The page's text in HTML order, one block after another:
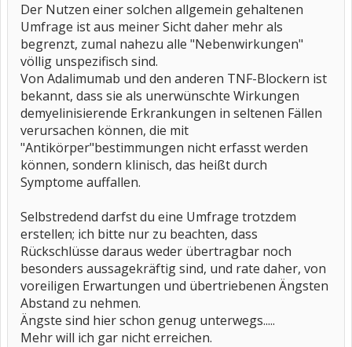
Der Nutzen einer solchen allgemein gehaltenen
Umfrage ist aus meiner Sicht daher mehr als
begrenzt, zumal nahezu alle "Nebenwirkungen"
völlig unspezifisch sind.
Von Adalimumab und den anderen TNF-Blockern ist
bekannt, dass sie als unerwünschte Wirkungen
demyelinisierende Erkrankungen in seltenen Fällen
verursachen können, die mit
"Antikörper"bestimmungen nicht erfasst werden
können, sondern klinisch, das heißt durch
Symptome auffallen.
Selbstredend darfst du eine Umfrage trotzdem
erstellen; ich bitte nur zu beachten, dass
Rückschlüsse daraus weder übertragbar noch
besonders aussagekräftig sind, und rate daher, von
voreiligen Erwartungen und übertriebenen Ängsten
Abstand zu nehmen.
Ängste sind hier schon genug unterwegs.....
Mehr will ich gar nicht erreichen.